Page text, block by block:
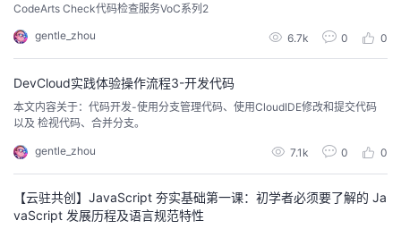
CodeArts Check代码检查服务VoC系列2
gentle_zhou 6.7k 0 0
DevCloud实践体验操作流程3-开发代码
本文内容关于：代码开发-使用分支管理代码、使用CloudIDE修改和提交代码
以及 检视代码、合并分支。
gentle_zhou 7.1k 0 0
【云驻共创】JavaScript 夯实基础第一课：初学者必须要了解的 Ja
vaScript 发展历程及语言规范特性